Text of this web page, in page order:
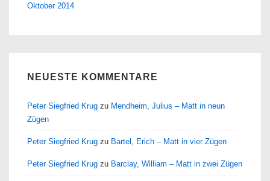
Oktober 2014
NEUESTE KOMMENTARE
Peter Siegfried Krug zu Mendheim, Julius – Matt in neun
Zügen
Peter Siegfried Krug zu Bartel, Erich – Matt in vier Zügen
Peter Siegfried Krug zu Barclay, William – Matt in zwei Zügen